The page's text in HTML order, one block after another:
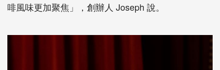
啡風味更加聚焦」，創辦人 Joseph 說。